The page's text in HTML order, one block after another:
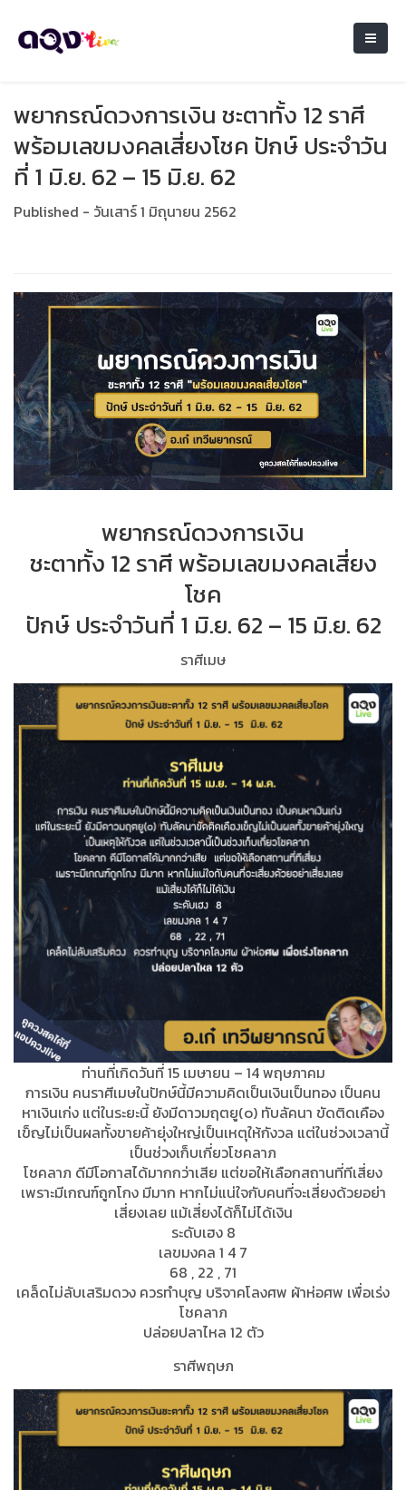
พยากรณ์ดวงการเงิน ชะตาทั้ง 12 ราศี
พร้อมเลขมงคลเสี่ยงโชค ปักษ์ ประจำวัน
ที่ 1 มิ.ย. 62 – 15 มิ.ย. 62
Published - วันเสาร์ 1 มิถุนายน 2562
พยากรณ์ดวงการเงิน
ชะตาทั้ง 12 ราศี พร้อมเลขมงคลเสี่ยง
โชค
ปักษ์ ประจำวันที่ 1 มิ.ย. 62 – 15 มิ.ย. 62
ราศีเมษ
ท่านที่เกิดวันที่ 15 เมษายน – 14 พฤษภาคม
การเงิน คนราศีเมษในปักษ์นี้มีความคิดเป็นเงินเป็นทอง เป็นคน
หาเงินเก่ง แต่ในระยะนี้ ยังมีดาวมฤตยู(๐) ทับลัคนา ขัดติดเคือง
เข็ญไม่เป็นผลทั้งขายค้ายุ่งใหญ่เป็นเหตุให้กังวล แต่ในช่วงเวลานี้
เป็นช่วงเก็บเกี่ยวโชคลาภ
โชคลาภ ดีมีโอกาสได้มากกว่าเสีย แต่ขอให้เลือกสถานที่ทีเสี่ยง
เพราะมีเกณฑ์ถูกโกง มีมาก หากไม่แน่ใจกับคนที่จะเสี่ยงด้วยอย่า
เสี่ยงเลย แม้เสี่ยงได้ก็ไม่ได้เงิน
ระดับเฮง 8
เลขมงคล 1 4 7
68 , 22 , 71
เคล็ดไม่ลับเสริมดวง ควรทำบุญ บริจาคโลงศพ ผ้าห่อศพ เพื่อเร่ง
โชคลาภ
ปล่อยปลาไหล 12 ตัว
ราศีพฤษภ